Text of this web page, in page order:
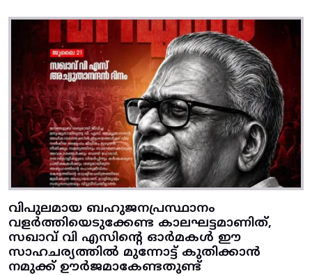
വിപുലമായ ബഹുജനപ്രസ്ഥാനം
വളർത്തിയെടുക്കേണ്ട കാലഘട്ടമാണിത്,
സഖാവ് വി എസിന്റെ ഓർമകൾ ഈ
സാഹചര്യത്തിൽ മുന്നോട്ട്‌ കുതിക്കാൻ
നമുക്ക് ഊർജമാകേണ്ടതുണ്ട്